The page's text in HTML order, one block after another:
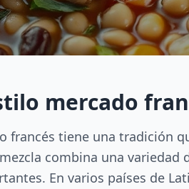
mercado
francés tiene una tradición
combina una
En varios países de